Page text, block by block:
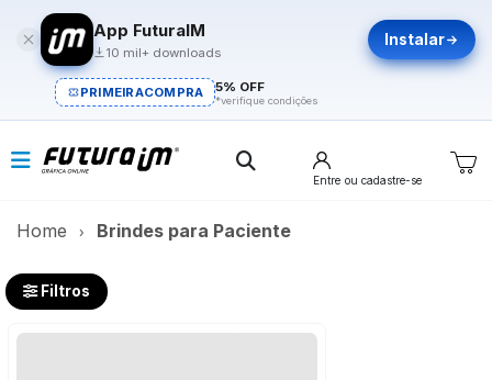
App FuturaIM
10 mil+ downloads
Instalar
PRIMEIRACOMPRA 5% OFF
*verifique condições
Entre ou cadastre-se
Home Brindes para Paciente
Filtros